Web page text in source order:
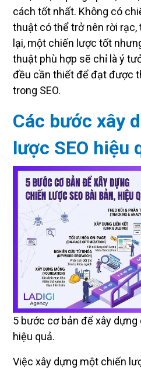
cách tốt nhất. Không có
thuật có thể trở nên rời
lại, một chiến lược tốt
thuật phù hợp sẽ chỉ là ý
đều cần thiết để đạt được
trong SEO.
Các bước xây
lược SEO hiệu
5 bước cơ bản để xây dựng
hiệu quả.
Việc xây dựng một chiến